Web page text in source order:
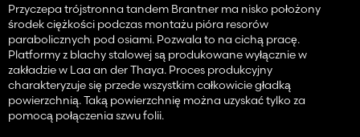
Przyczepa trójstronna tandem Brantner ma nisko położony
środek ciężkości podczas montażu pióra resorów
parabolicznych pod osiami. Pozwala to na cichą pracę.
Platformy z blachy stalowej są produkowane wyłącznie w
zakładzie w Laa an der Thaya. Proces produkcyjny
charakteryzuje się przede wszystkim całkowicie gładką
powierzchnią. Taką powierzchnię można uzyskać tylko za
pomocą połączenia szwu folii.